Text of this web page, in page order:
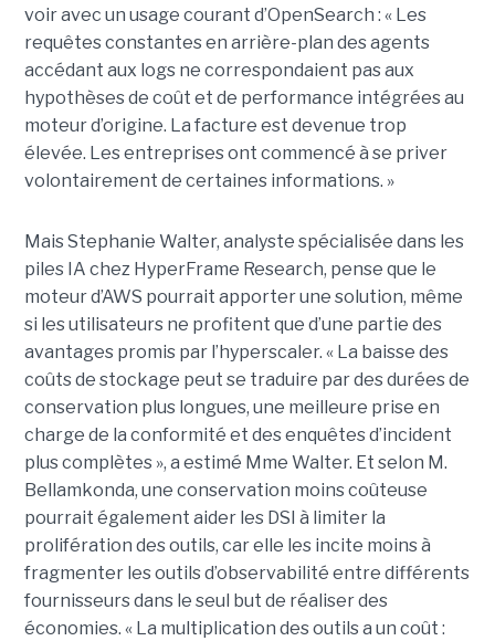
voir avec un usage courant d’OpenSearch : « Les
requêtes constantes en arrière-plan des agents
accédant aux logs ne correspondaient pas aux
hypothèses de coût et de performance intégrées au
moteur d’origine. La facture est devenue trop
élevée. Les entreprises ont commencé à se priver
volontairement de certaines informations. »
Mais Stephanie Walter, analyste spécialisée dans les
piles IA chez HyperFrame Research, pense que le
moteur d’AWS pourrait apporter une solution, même
si les utilisateurs ne profitent que d’une partie des
avantages promis par l’hyperscaler. « La baisse des
coûts de stockage peut se traduire par des durées de
conservation plus longues, une meilleure prise en
charge de la conformité et des enquêtes d’incident
plus complètes », a estimé Mme Walter. Et selon M.
Bellamkonda, une conservation moins coûteuse
pourrait également aider les DSI à limiter la
prolifération des outils, car elle les incite moins à
fragmenter les outils d’observabilité entre différents
fournisseurs dans le seul but de réaliser des
économies. « La multiplication des outils a un coût :